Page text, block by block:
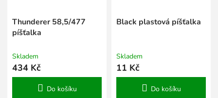
Thunderer 58,5/477
píšťalka
Skladem
434 Kč
Do košíku
Black plastová píšťalka
Skladem
11 Kč
Do košíku